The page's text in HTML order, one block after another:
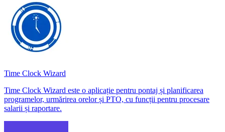
Time Clock Wizard
Time Clock Wizard este o aplicație pentru pontaj și planificarea
programelor, urmărirea orelor și PTO, cu funcții pentru procesare
salarii și raportare.